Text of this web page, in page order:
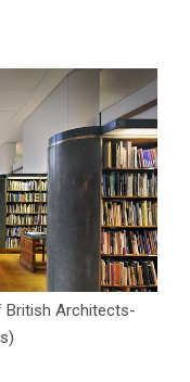
British Architects-